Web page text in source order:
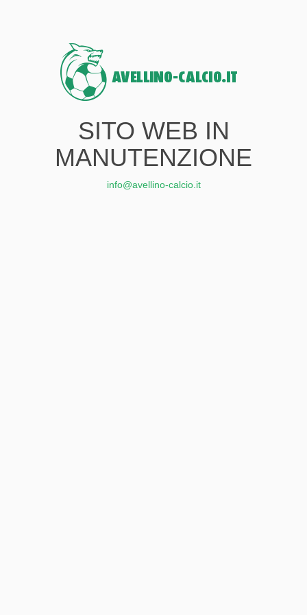
SITO WEB IN
MANUTENZIONE
info@avellino-calcio.it